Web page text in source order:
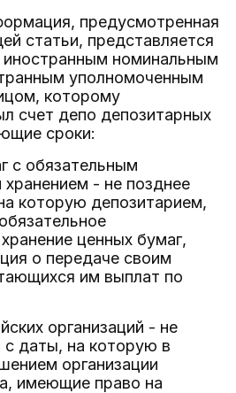
предусмотренная
статьи, представляется
иностранным номинальным
уполномоченным
которому
счет депо депозитарных
сроки:
с обязательным
- не позднее
которую депозитарием,
ценных бумаг,
о передаче своим
им выплат по
организаций - не
с даты, на которую в
организации
имеющие право на